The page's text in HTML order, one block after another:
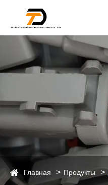
Главная Продукты